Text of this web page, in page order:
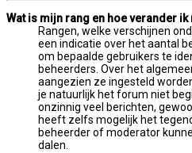
Wat is mijn rang en hoe verander
Rangen, welke verschijnen
een indicatie over het aantal
om bepaalde gebruikers te
beheerders. Over het
aangezien ze ingesteld
je natuurlijk het forum niet
onzinnig veel berichten,
heeft zelfs mogelijk het
beheerder of moderator
dalen.